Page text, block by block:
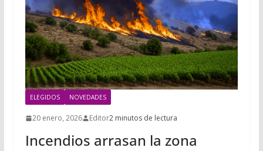
ELEGIDOS NOVEDADES
20 enero, 2026 Editor2 minutos de lectura
Incendios arrasan la zona